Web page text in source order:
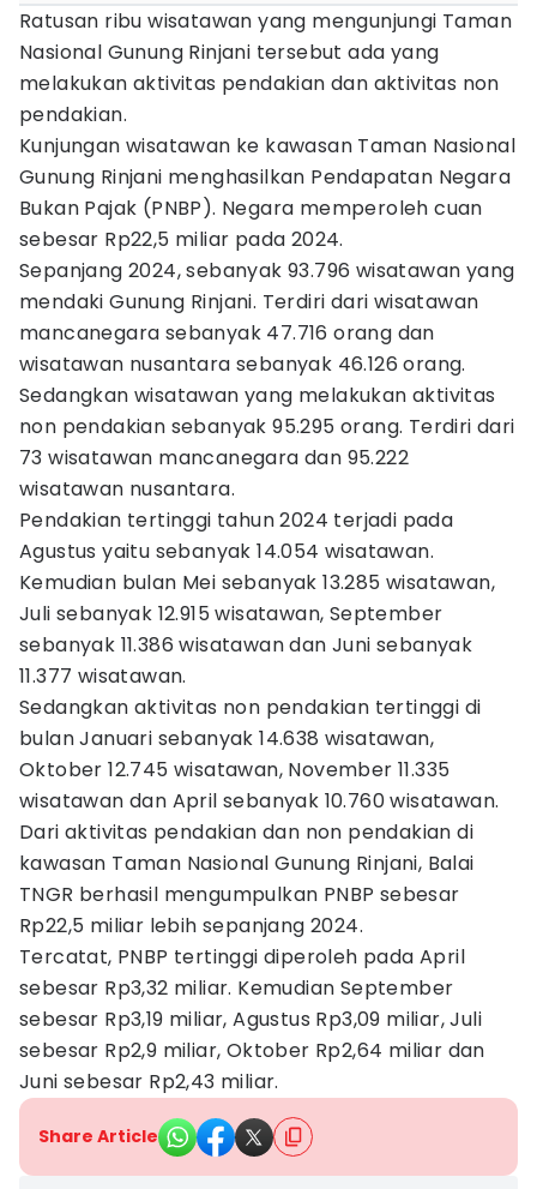
Ratusan ribu wisatawan yang mengunjungi Taman
Nasional Gunung Rinjani tersebut ada yang
melakukan aktivitas pendakian dan aktivitas non
pendakian.
Kunjungan wisatawan ke kawasan Taman Nasional
Gunung Rinjani menghasilkan Pendapatan Negara
Bukan Pajak (PNBP). Negara memperoleh cuan
sebesar Rp22,5 miliar pada 2024.
Sepanjang 2024, sebanyak 93.796 wisatawan yang
mendaki Gunung Rinjani. Terdiri dari wisatawan
mancanegara sebanyak 47.716 orang dan
wisatawan nusantara sebanyak 46.126 orang.
Sedangkan wisatawan yang melakukan aktivitas
non pendakian sebanyak 95.295 orang. Terdiri dari
73 wisatawan mancanegara dan 95.222
wisatawan nusantara.
Pendakian tertinggi tahun 2024 terjadi pada
Agustus yaitu sebanyak 14.054 wisatawan.
Kemudian bulan Mei sebanyak 13.285 wisatawan,
Juli sebanyak 12.915 wisatawan, September
sebanyak 11.386 wisatawan dan Juni sebanyak
11.377 wisatawan.
Sedangkan aktivitas non pendakian tertinggi di
bulan Januari sebanyak 14.638 wisatawan,
Oktober 12.745 wisatawan, November 11.335
wisatawan dan April sebanyak 10.760 wisatawan.
Dari aktivitas pendakian dan non pendakian di
kawasan Taman Nasional Gunung Rinjani, Balai
TNGR berhasil mengumpulkan PNBP sebesar
Rp22,5 miliar lebih sepanjang 2024.
Tercatat, PNBP tertinggi diperoleh pada April
sebesar Rp3,32 miliar. Kemudian September
sebesar Rp3,19 miliar, Agustus Rp3,09 miliar, Juli
sebesar Rp2,9 miliar, Oktober Rp2,64 miliar dan
Juni sebesar Rp2,43 miliar.
Share Article